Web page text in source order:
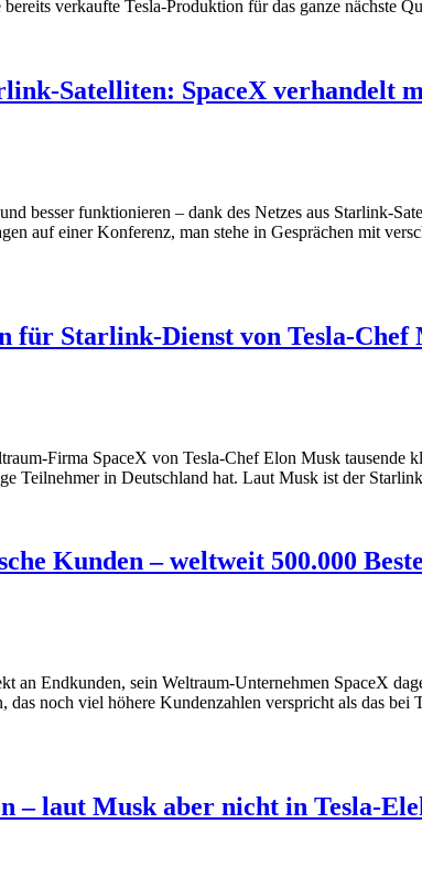
verkaufte Tesla-Produktion für das ganze
Satelliten: SpaceX verhandelt
besser funktionieren – dank des Netzes aus Starlink-
auf einer Konferenz, man stehe in Gesprächen mit
für Starlink-Dienst von Tesla-Chef
Firma SpaceX von Tesla-Chef Elon Musk tausende
Teilnehmer in Deutschland hat. Laut Musk ist der
Kunden – weltweit 500.000
an Endkunden, sein Weltraum-Unternehmen SpaceX
noch viel höhere Kundenzahlen verspricht als das
– laut Musk aber nicht in Tesla-